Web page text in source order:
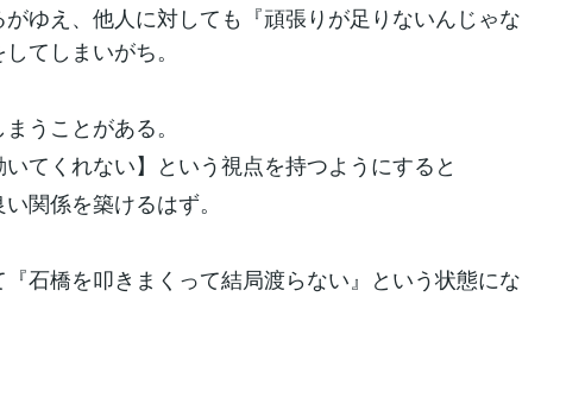
ゆえ、他人に対しても『頑張りが足りないんじゃな
てしまいがち。
まうことがある。
いてくれない】という視点を持つようにすると
関係を築けるはず。
石橋を叩きまくって結局渡らない』という状態にな